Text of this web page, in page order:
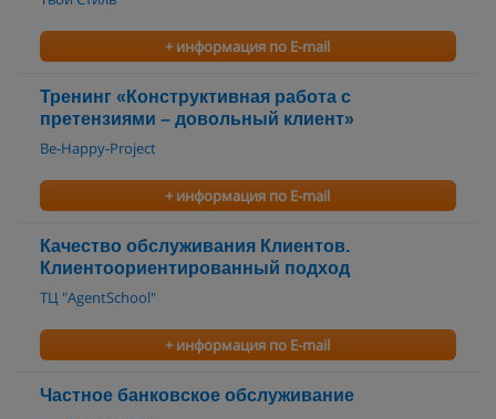
+ информация по E-mail
Тренинг «Конструктивная работа с
претензиями – довольный клиент»
Be-Happy-Project
+ информация по E-mail
Качество обслуживания Клиентов.
Клиентоориентированный подход
ТЦ "AgentSchool"
+ информация по E-mail
Частное банковское обслуживание